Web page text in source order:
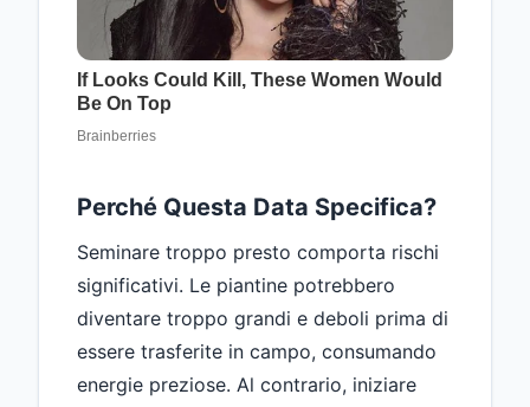
Perché Questa Data Specifica?
Seminare troppo presto comporta rischi
significativi. Le piantine potrebbero
diventare troppo grandi e deboli prima di
essere trasferite in campo, consumando
energie preziose. Al contrario, iniziare